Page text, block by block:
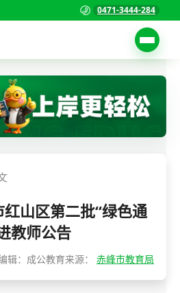
0471-3444-284
页
家公务员考试
支一扶考试
察/辅警考试
山区第二批“绿色通
教师公告
辑：成公教育来源： 赤峰市教育局